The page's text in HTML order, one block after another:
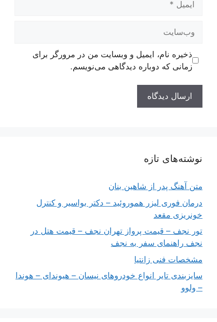
ذخیره نام، ایمیل و وبسایت من در مرورگر برای
زمانی که دوباره دیدگاهی می‌نویسم.
نوشته‌های تازه
متن آهنگ پدر از شاهین بنان
درمان فوری لیزر هموروئید – دکتر بواسیر و کنترل
خونریزی مقعد
تور نجف – قیمت پرواز تهران نجف – قیمت هتل در
نجف راهنمای سفر به نجف
مشخصات فنی زانتیا
سایزبندی تایر انواع خودروهای نیسان – هیوندای – هوندا
– ولوو